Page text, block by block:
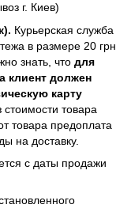
г. Киев)
Курьерская служба
в размере 20 грн
знать, что для
клиент должен
карту
стоимости товара
товара предоплата
на доставку.
с даты продажи